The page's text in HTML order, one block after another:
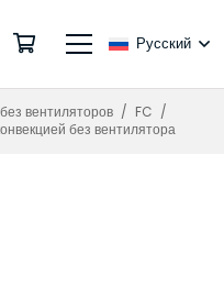
Русский
вентиляторов / FC /
без вентилятора